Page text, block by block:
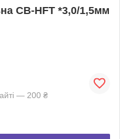
CB-HFT *3,0/1,5мм
— 200 ₴